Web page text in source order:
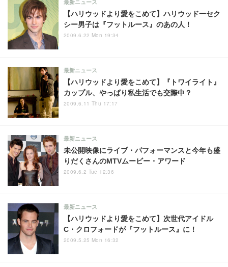
【ハリウッドより愛をこめて】ハリウッド一セク
シー男子は『フットルース』のあの人！
最新ニュース
2009.6.22 Mon 19:34
【ハリウッドより愛をこめて】『トワイライト』
カップル、やっぱり私生活でも交際中？
最新ニュース
2009.6.11 Thu 17:17
未公開映像にライブ・パフォーマンスと今年も盛
りだくさんのMTVムービー・アワード
最新ニュース
2009.6.2 Tue 12:36
【ハリウッドより愛をこめて】次世代アイドル
C・クロフォードが『フットルース』に！
最新ニュース
2009.5.25 Mon 16:32